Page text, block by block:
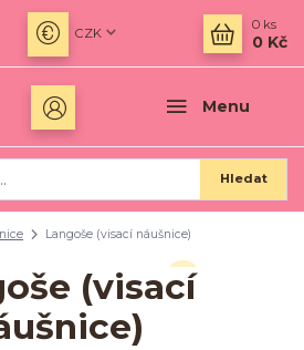
Menu
CZK
Hledat
0 ks
0 Kč
Langoše (visací náušnice)
(visací